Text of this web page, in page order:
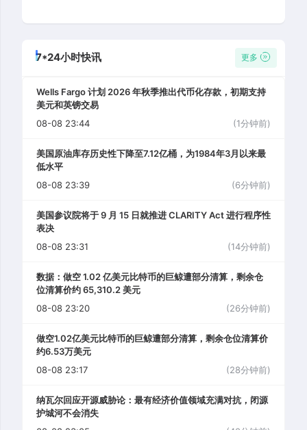
7*24小时快讯 更多
Wells Fargo 计划 2026 年秋季推出代币化存款，初期支持
美元和英镑交易
08-08 23:44
(1分钟前)
美国原油库存历史性下降至7.12亿桶，为1984年3月以来最
低水平
08-08 23:39
(6分钟前)
美国参议院将于 9 月 15 日就推进 CLARITY Act 进行程序性
表决
08-08 23:31
(14分钟前)
数据：做空 1.02 亿美元比特币的巨鲸遭部分清算，剩余仓
位清算价约 65,310.2 美元
08-08 23:20
(26分钟前)
做空1.02亿美元比特币的巨鲸遭部分清算，剩余仓位清算价
约6.53万美元
08-08 23:17
(28分钟前)
纳瓦尔回应开源威胁论：最有经济价值领域充满对抗，闭源
护城河不会消失